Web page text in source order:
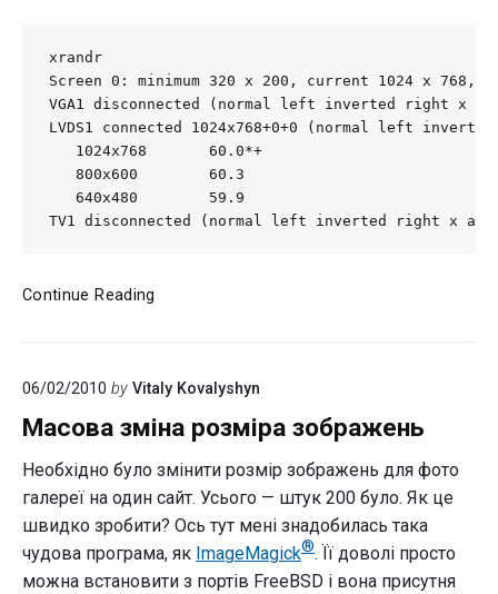
xrandr
Screen 0: minimum 320 x 200, current 1024 x 768,
VGA1 disconnected (normal left inverted right x
LVDS1 connected 1024x768+0+0 (normal left
   1024x768       60.0*+
   800x600        60.3
   640x480        59.9
TV1 disconnected (normal left inverted right x
Continue Reading
в
Ubuntu
9.10
06/02/2010 by Vitaly Kovalyshyn
Масова зміна розміра зображень
Необхідно було змінити розмір зображень для фото
галереї на один сайт. Усього — штук 200 було. Як це
швидко зробити? Ось тут мені знадобилась така
чудова програма, як ImageMagick®. Її доволі просто
можна встановити з портів FreeBSD і вона присутня